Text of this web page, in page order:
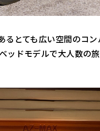
とても広い空間のコン
ッドモデルで大人数の